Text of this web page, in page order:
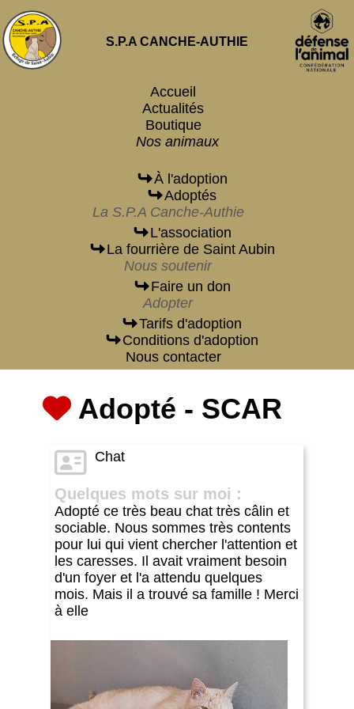
S.P.A CANCHE-AUTHIE
Accueil
Actualités
Boutique
Nos animaux
À l'adoption
Adoptés
La S.P.A Canche-Authie
L'association
La fourrière de Saint Aubin
Nous soutenir
Faire un don
Adopter
Tarifs d'adoption
Conditions d'adoption
Nous contacter
Adopté - SCAR
Chat
Quelques mots sur moi :
Adopté ce très beau chat très câlin et
sociable. Nous sommes très contents
pour lui qui vient chercher l'attention et
les caresses. Il avait vraiment besoin
d'un foyer et l'a attendu quelques
mois. Mais il a trouvé sa famille ! Merci
à elle